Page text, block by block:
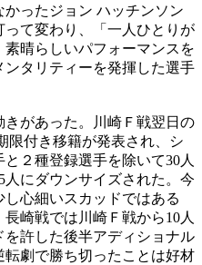
ったジョン ハッチンソン
て変わり、「一人ひとりが
晴らしいパフォーマンスを
タリティーを発揮した選手
があった。川崎Ｆ戦翌日の
限付き移籍が発表され、シ
２種登録選手を除いて30人
にダウンサイズされた。今
心細いスカッドではある
崎戦では川崎Ｆ戦から10人
許した後半アディショナル
劇で勝ち切ったことは好材